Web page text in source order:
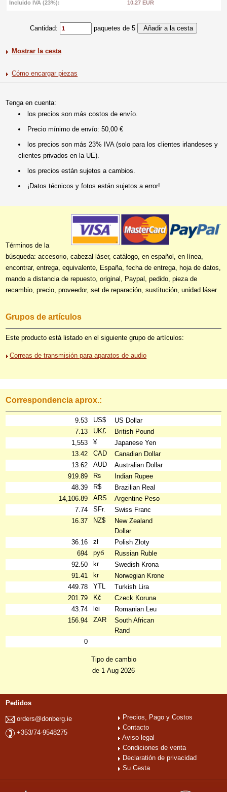
Incluido IVA (23%): 10.27 EUR
Cantidad: paquetes de 5
Mostrar la cesta
Cómo encargar piezas
Tenga en cuenta:
los precios son más costos de envío.
Precio mínimo de envío: 50,00 €
los precios son más 23% IVA (solo para los clientes irlandeses y
clientes privados en la UE).
los precios están sujetos a cambios.
¡Datos técnicos y fotos están sujetos a error!
Términos de la
búsqueda: accesorio, cabezal láser, catálogo, en español, en línea,
encontrar, entrega, equivalente, España, fecha de entrega, hoja de datos,
mando a distancia de repuesto, original, Paypal, pedido, pieza de
recambio, precio, proveedor, set de reparación, sustitución, unidad láser
Grupos de artículos
Este producto está listado en el siguiente grupo de artículos:
Correas de transmisión para aparatos de audio
Correspondencia aprox.:
9.53 US$
US Dollar
7.13
UK£
British Pound
1,553
¥
Japanese Yen
13.42
CAD
Canadian Dollar
13.62
AUD
Australian Dollar
919.89
₨
Indian Rupee
48.39
R$
Brazilian Real
14,106.89
ARS
Argentine Peso
7.74
SFr.
Swiss Franc
16.37
NZ$
New Zealand
Dollar
36.16
zł
Polish Złoty
694
руб
Russian Ruble
92.50
kr
Swedish Krona
91.41
kr
Norwegian Krone
449.78
YTL
Turkish Lira
201.79
Kč
Czeck Koruna
43.74
lei
Romanian Leu
156.94
ZAR
South African
Rand
0
Tipo de cambio
de 1-Aug-2026
Pedidos
orders@donberg.ie
+353/74-9548275
Precios, Pago y Costos
Contacto
Aviso legal
Condiciones de venta
Declaratión de privacidad
Su Cesta